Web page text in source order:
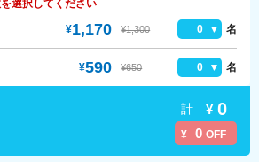
選択してください
¥1,170 ¥1,300 0 名
¥590 ¥650 0 名
¥ 0 OFF
計 ¥ 0